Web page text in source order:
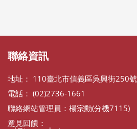
聯絡資訊
地址： 110臺北市信義區吳興街250號
電話： (02)2736-1661
聯絡網站管理員：楊宗勳(分機7115)
意見回饋：